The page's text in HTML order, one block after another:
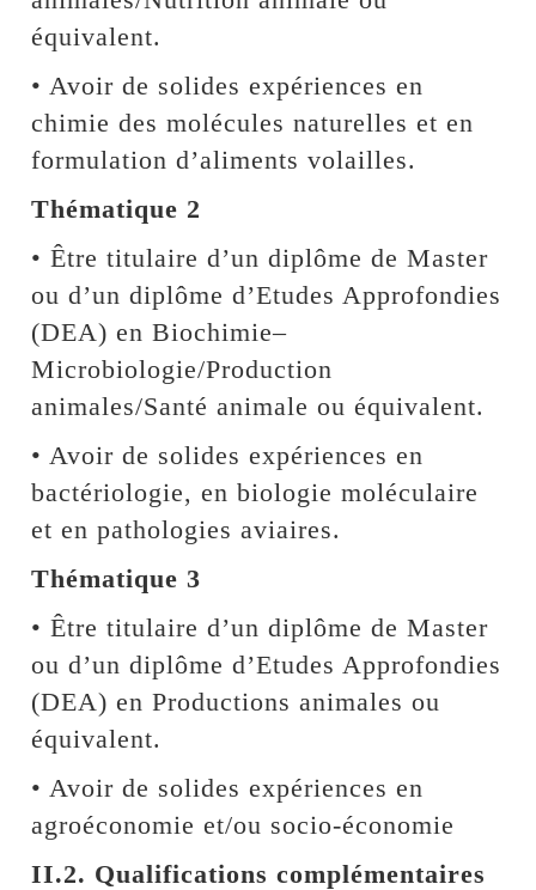
équivalent.
• Avoir de solides expériences en
chimie des molécules naturelles et en
formulation d’aliments volailles.
Thématique 2
• Être titulaire d’un diplôme de Master
ou d’un diplôme d’Etudes Approfondies
(DEA) en Biochimie–
Microbiologie/Production
animales/Santé animale ou équivalent.
• Avoir de solides expériences en
bactériologie, en biologie moléculaire
et en pathologies aviaires.
Thématique 3
• Être titulaire d’un diplôme de Master
ou d’un diplôme d’Etudes Approfondies
(DEA) en Productions animales ou
équivalent.
• Avoir de solides expériences en
agroéconomie et/ou socio-économie
II.2. Qualifications complémentaires